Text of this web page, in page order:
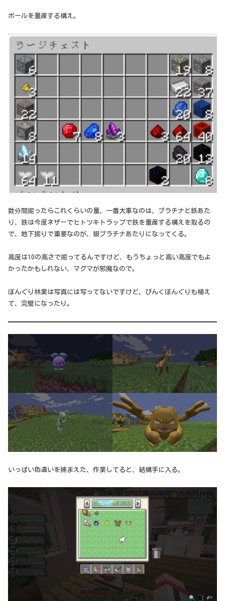
ボールを量産する構え。
数分間掘ったらこれくらいの量、一番大事なのは、プラチナと鉄あた
り、鉄は今度ネザーでヒトツキトラップで鉄を量産する構えを取るの
で、地下掘りで重要なのが、銀プラチナあたりになってくる。
高度は10の高さで掘ってるんですけど、もうちょっと高い高度でもよ
かったかもしれない、マグマが邪魔なので。
ぼんぐり林業は写真には写ってないですけど、ぴんくぼんぐりも植え
て、完璧になったり。
いっぱい色違いを捕まえた、作業してると、結構手に入る。